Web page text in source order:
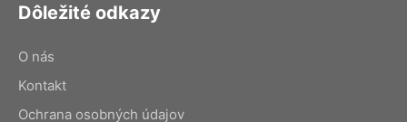
Dôležité odkazy
O nás
Kontakt
Ochrana osobných údajov